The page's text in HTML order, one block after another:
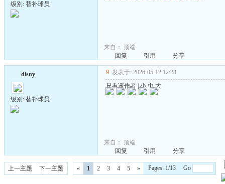
级别: 替补球员
来自： 顶端
回复
引用 分享
disny
级别: 替补球员
9 发表于: 2026-05-12 12:23
只看该作者 |小 中 大
来自： 顶端
回复
引用 分享
上一主题 下一主题 « 1 2 3 4 5 » Pages: 1/13 Go